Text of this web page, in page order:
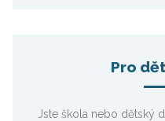
Pro
Jste škola nebo dětský